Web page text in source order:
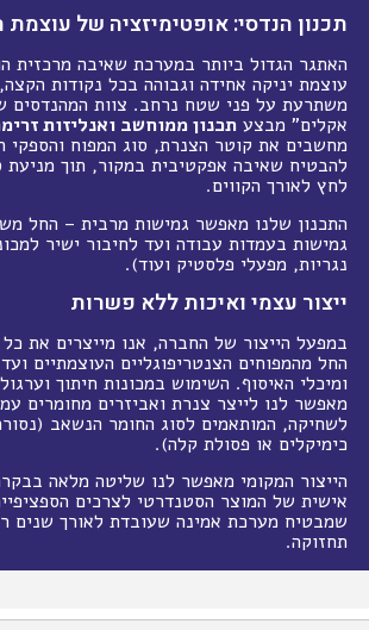
תכנון הנדסי: אופטימיזציה של עוצמת
האתגר הגדול ביותר במערכת שאיבה מרכזית
עוצמת יניקה אחידה וגבוהה בכל נקודות
משתרעת על פני שטח נרחב. צוות המהנדסים
אקלים" מבצע תכנון ממוחשב ואנליזות
מחשבים את קוטר הצנרת, סוג המפוח והספקי
להבטיח שאיבה אפקטיבית במקור, תוך מניעת
לחץ לאורך הקווים.
התכנון שלנו מאפשר גמישות מרבית – החל
נגריות, מפעלי פלסטיק ועוד).
ייצור עצמי ואיכות ללא פשרות
במפעל הייצור של החברה, אנו מייצרים את
החל מהמפוחים הצנטריפוגליים העוצמתיים ועד
ומיכלי האיסוף. השימוש במכונות חיתוך
מאפשר לנו לייצר צנרת ואביזרים מחומרים
לשחיקה, המותאמים לסוג החומר הנשאב
כימיקלים או פסולת קלה).
הייצור המקומי מאפשר לנו שליטה מלאה
אישית של המוצר הסטנדרטי לצרכים
שמבטיח מערכת אמינה שעובדת לאורך שנים
תחזוקה.